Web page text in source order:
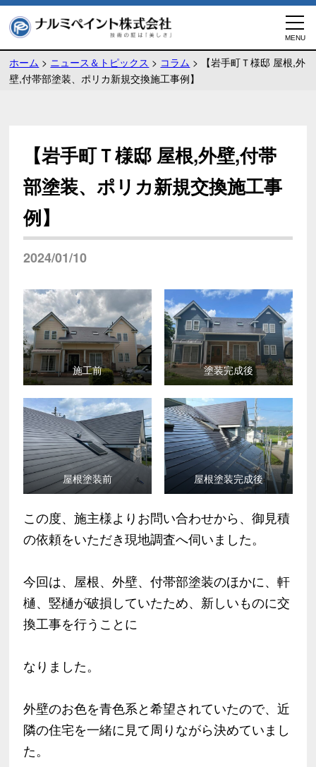
ホーム > ニュース＆トピックス > コラム >
【岩手町Ｔ様邸 屋根,外
壁,付帯部塗装、ポリカ新規交換施工事例】
【岩手町Ｔ様邸 屋根,外壁,付帯
部塗装、ポリカ新規交換施工事
例】
2024/01/10
施工前 塗装完成後
屋根塗装前 屋根塗装完成後
この度、施主様よりお問い合わせから、御見積
の依頼をいただき現地調査へ伺いました。
今回は、屋根、外壁、付帯部塗装のほかに、軒
樋、竪樋が破損していたため、新しいものに交
換工事を行うことに
なりました。
外壁のお色を青色系と希望されていたので、近
隣の住宅を一緒に見て周りながら決めていまし
た。